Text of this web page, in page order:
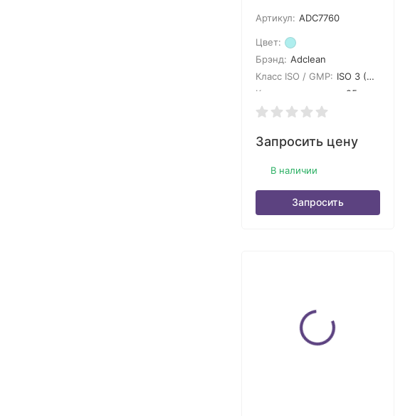
Артикул: ADC7760
Цвет:
Брэнд: Adclean
Класс ISO / GMP: ISO 3 (GMP A)
Кол-во в упаковке:
25
Запросить цену
В наличии
Запросить